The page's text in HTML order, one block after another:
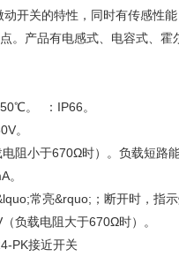
开关的特性，同时有传感性
。产品有电感式、电容式、霍
。 ：IP66。
。
阻小于670Ω时）。负载短路能
。
常亮&rquo;；断开时，指
负载电阻大于670Ω时）。
PK接近开关